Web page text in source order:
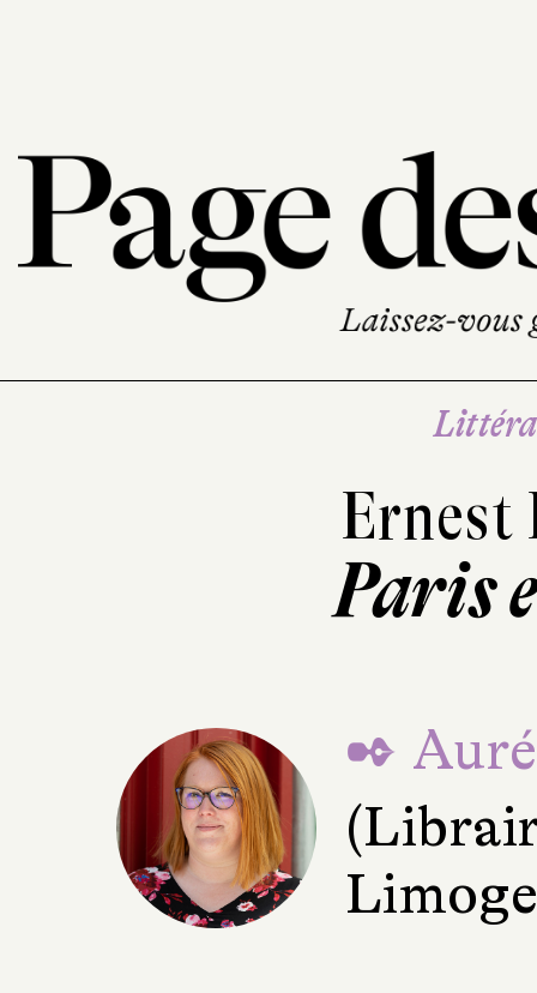
Ernest
Paris
✒